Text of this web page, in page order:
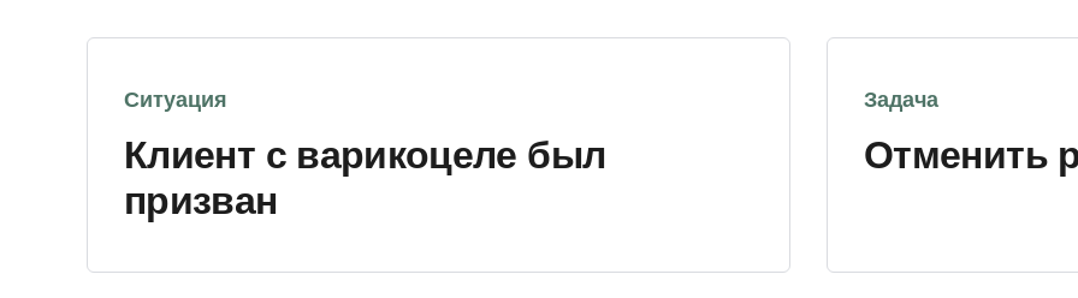
Ситуация
Клиент с варикоцеле был
призван
Задача
Отменить